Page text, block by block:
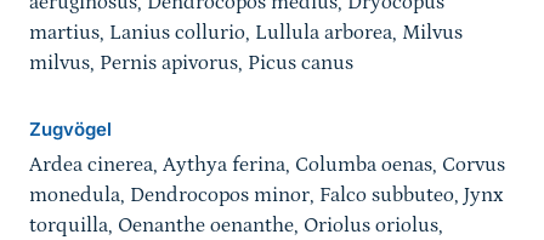
martius, Lanius collurio, Lullula arborea, Milvus
milvus, Pernis apivorus, Picus canus
Zugvögel
Ardea cinerea, Aythya ferina, Columba oenas, Corvus
monedula, Dendrocopos minor, Falco subbuteo, Jynx
torquilla, Oenanthe oenanthe, Oriolus oriolus,